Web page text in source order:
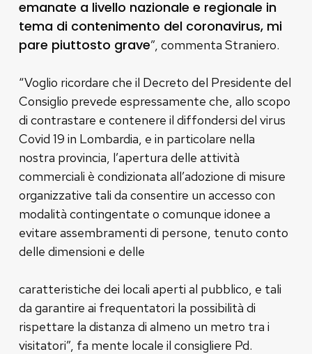
emanate a livello nazionale e regionale in
tema di contenimento del coronavirus, mi
pare piuttosto grave”, commenta Straniero.
“Voglio ricordare che il Decreto del Presidente del
Consiglio prevede espressamente che, allo scopo
di contrastare e contenere il diffondersi del virus
Covid 19 in Lombardia, e in particolare nella
nostra provincia, l’apertura delle attività
commerciali è condizionata all’adozione di misure
organizzative tali da consentire un accesso con
modalità contingentate o comunque idonee a
evitare assembramenti di persone, tenuto conto
delle dimensioni e delle
caratteristiche dei locali aperti al pubblico, e tali
da garantire ai frequentatori la possibilità di
rispettare la distanza di almeno un metro tra i
visitatori”, fa mente locale il consigliere Pd.